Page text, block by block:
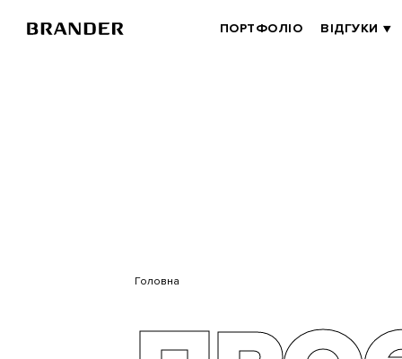
BRANDER
ПОРТФОЛІО ВІДГУКИ
Головна